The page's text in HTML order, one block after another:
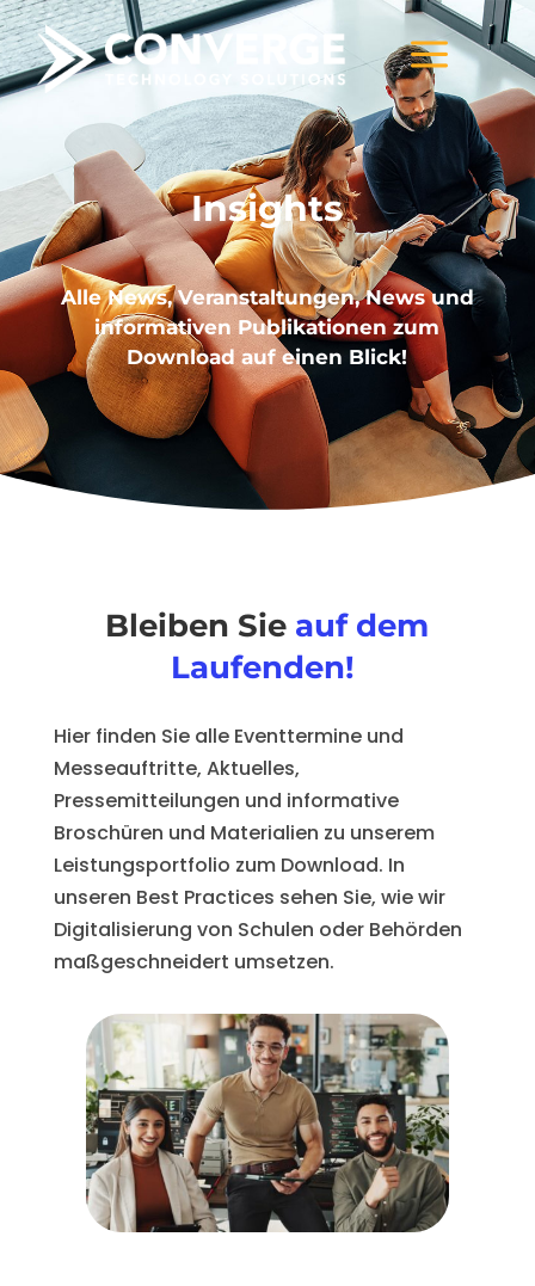
a
Insights
Alle News, Veranstaltungen, News und
informativen Publikationen zum
Download auf einen Blick!
Bleiben Sie auf dem
Laufenden!
Hier finden Sie alle Eventtermine und
Messeauftritte, Aktuelles,
Pressemitteilungen und informative
Broschüren und Materialien zu unserem
Leistungsportfolio zum Download. In
unseren Best Practices sehen Sie, wie wir
Digitalisierung von Schulen oder Behörden
maßgeschneidert umsetzen.